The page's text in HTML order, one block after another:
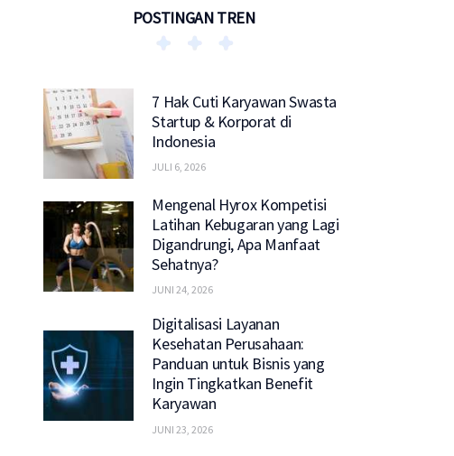
POSTINGAN TREN
7 Hak Cuti Karyawan Swasta
Startup & Korporat di
Indonesia
JULI 6, 2026
Mengenal Hyrox Kompetisi
Latihan Kebugaran yang Lagi
Digandrungi, Apa Manfaat
Sehatnya?
JUNI 24, 2026
Digitalisasi Layanan
Kesehatan Perusahaan:
Panduan untuk Bisnis yang
Ingin Tingkatkan Benefit
Karyawan
JUNI 23, 2026